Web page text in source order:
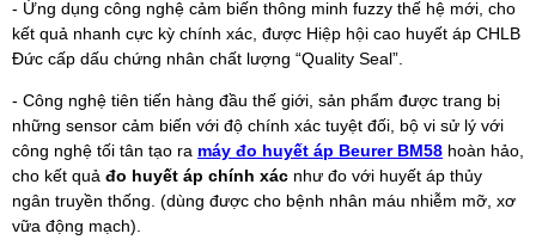
- Ứng dụng công nghệ cảm biến thông minh fuzzy thế hệ mới, cho
kết quả nhanh cực kỳ chính xác, được Hiệp hội cao huyết áp CHLB
Đức cấp dấu chứng nhân chất lượng “Quality Seal”.
- Công nghệ tiên tiến hàng đầu thế giới, sản phẩm được trang bị
những sensor cảm biến với độ chính xác tuyệt đối, bộ vi sử lý với
công nghệ tối tân tạo ra máy đo huyết áp Beurer BM58 hoàn hảo,
cho kết quả đo huyết áp chính xác như đo với huyết áp thủy
ngân truyền thống. (dùng được cho bệnh nhân máu nhiễm mỡ, xơ
vữa động mạch).